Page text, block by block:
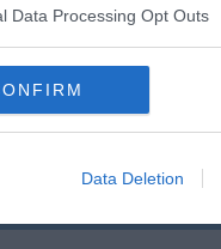
Data Processing Opt Outs
Data Deletion
Canestrelli